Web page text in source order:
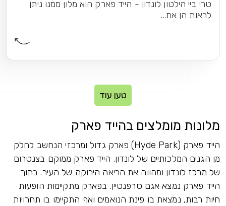
טרי ביי הילטון לונדון - הייד פארק הוא מלון ממנו ניתן
לראות הן את...
טען עוד
מלונות מומלצים בהייד פארק
הייד פארק (Hyde Park) פארק גדול ומרכזי הנחשב לחלק
מן הגנים המלכותיים של לונדון. הייד פארק ממוקם בצנטרום
של מרכז לונדון ומהווה את הריאה הירוקה של העיר. בתוך
הייד פארק נמצא אגם סרפנטיין. בפארק מתקיימות הופעות
חיות רבות, נמצאת בו פינת הנואמים ואף התקיימו בו תחרויות